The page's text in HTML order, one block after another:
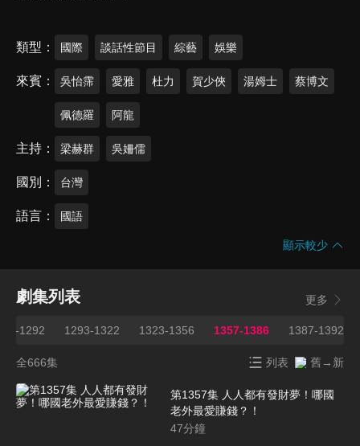
類型 國際 談話性節目 綜藝 娛樂
來賓 吳怡霈 愛雅 杜力 賀少俠 湯姆士 蔡博文
佩德羅 阿龍
主持 梁赫群 吳姍儒
國別 台灣
語言 國語
顯示較少
劇集列表 更多
1292 1293-1322 1323-1356 1357-1386 1387-1392
全666集 列表 舊→新
第1357集 人人都有發財夢！哪國
老外最愛賺錢？！
47分鐘